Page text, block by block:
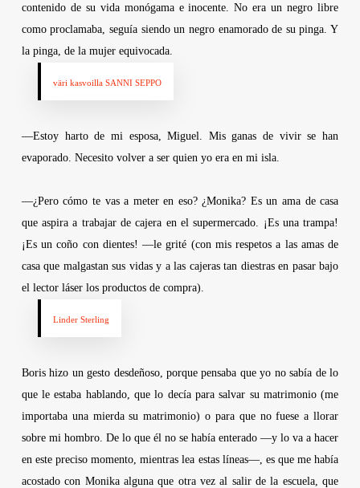
contenido de su vida monógama e inocente. No era un negro libre
como proclamaba, seguía siendo un negro enamorado de su pinga. Y
la pinga, de la mujer equivocada.
väri kasvoilla SANNI SEPPO
—Estoy harto de mi esposa, Miguel. Mis ganas de vivir se han
evaporado. Necesito volver a ser quien yo era en mi isla.
—¿Pero cómo te vas a meter en eso? ¿Monika? Es un ama de casa
que aspira a trabajar de cajera en el supermercado. ¡Es una trampa!
¡Es un coño con dientes! —le grité (con mis respetos a las amas de
casa que malgastan sus vidas y a las cajeras tan diestras en pasar bajo
el lector láser los productos de compra).
Linder Sterling
Boris hizo un gesto desdeñoso, porque pensaba que yo no sabía de lo
que le estaba hablando, que lo decía para salvar su matrimonio (me
importaba una mierda su matrimonio) o para que no fuese a llorar
sobre mi hombro. De lo que él no se había enterado —y lo va a hacer
en este preciso momento, mientras lea estas líneas—, es que me había
acostado con Monika alguna que otra vez al salir de la escuela, que